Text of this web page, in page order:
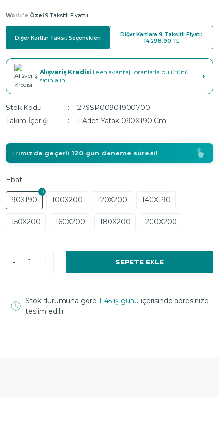
World'e Özel 9 Taksitli Fiyattır.
Diğer Kartlar Taksit Seçenekleri
Diğer Kartlara 9 Taksitli Fiyatı:
14.298,90 TL
Alışveriş Kredisi ile en avantajlı oranlarla bu ürünü
satın alın!
›
Stok Kodu
27SSP00901900700
Takım İçeriği
1 Adet Yatak 090X190 Cm
geçerli 120 gün deneme süresi!
Ebat
90X190 100X200 120X200 140X190
150X200 160X200 180X200 200X200
- + SEPETE EKLE
Stok durumuna göre 1-45 iş günü içerisinde adresinize
teslim edilir